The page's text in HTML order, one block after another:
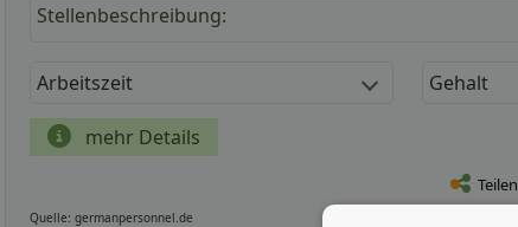
Stellenbeschreibung:
Arbeitszeit Gehalt
mehr Details
Teilen
Quelle: germanpersonnel.de